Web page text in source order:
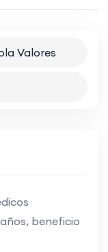
Valores
beneficio